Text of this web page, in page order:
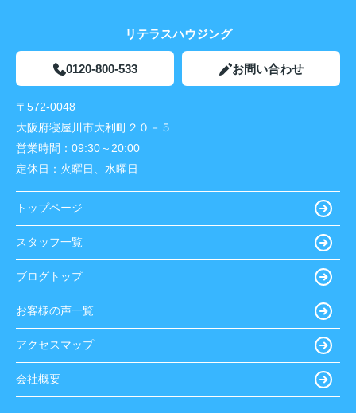
リテラスハウジング
0120-800-533 お問い合わせ
〒572-0048
大阪府寝屋川市大利町２０－５
営業時間： 09:30～20:00
定休日： 火曜日、水曜日
トップページ
スタッフ一覧
ブログトップ
お客様の声一覧
アクセスマップ
会社概要